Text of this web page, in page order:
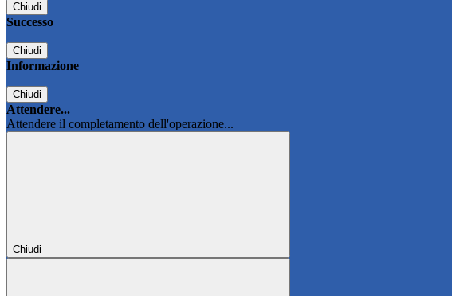
Chiudi
Successo
Chiudi
Informazione
Chiudi
Attendere...
Attendere il completamento dell'operazione...
Chiudi